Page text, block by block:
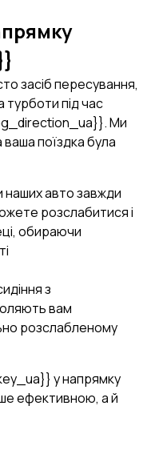
засіб пересування,
турботи під час
Ми
поїздка була
наших авто завжди
розслабитися і
обираючи
з
вам
розслабленому
у напрямку
ефективною, а й